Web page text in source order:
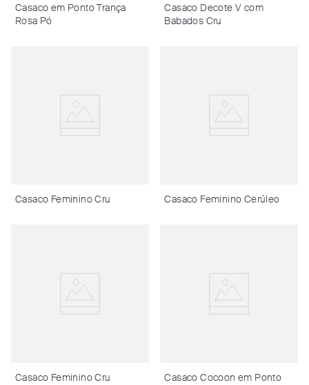
Casaco em Ponto Trança
Rosa Pó
Casaco Decote V com
Babados Cru
Casaco Feminino Cru Casaco Feminino Cerúleo
Casaco Feminino Cru
Casaco Cocoon em Ponto